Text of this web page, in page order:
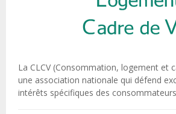
La CLCV (Consommation, logement et
une association nationale qui défend
intérêts spécifiques des